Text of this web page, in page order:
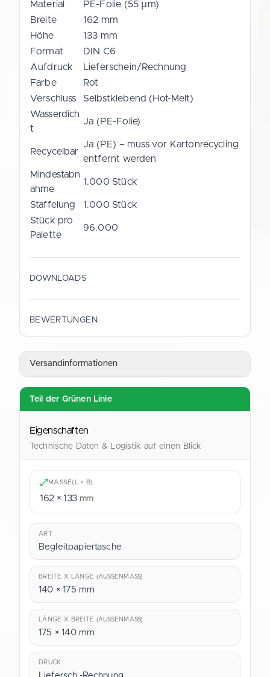
Material
PE-Folie (55 µm)
Breite
162 mm
Höhe
133 mm
Format
DIN C6
Aufdruck
Lieferschein/Rechnung
Farbe
Rot
Verschluss
Selbstklebend (Hot-Melt)
Wasserdich
t
Ja (PE-Folie)
Recycelbar
Ja (PE) – muss vor Kartonrecycling
entfernt werden
Mindestabn
ahme
1.000 Stück
Staffelung
1.000 Stück
Stück pro
Palette
96.000
DOWNLOADS
PDF
PDF
BEWERTUNGEN
Versandinformationen
Teil der Grünen Linie
Eigenschaften
Technische Daten & Logistik auf einen Blick
MASSE(L × B)
162 × 133 mm
ART
Begleitpapiertasche
BREITE X LÄNGE (AUSSENMASS)
140 × 175 mm
LÄNGE X BREITE (AUSSENMASS)
175 × 140 mm
DRUCK